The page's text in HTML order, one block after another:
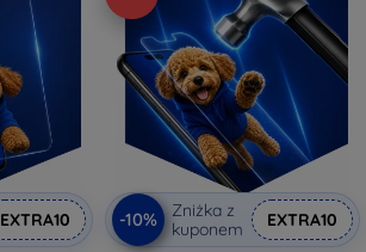
EXTRA10 -10%
Zniżka z
kuponem
EXTRA10